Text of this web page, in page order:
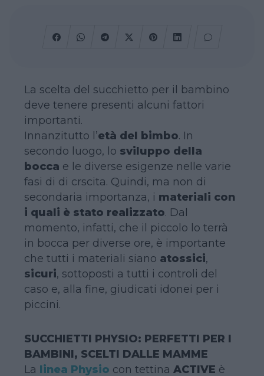
La scelta del succhietto per il bambino
deve tenere presenti alcuni fattori
importanti.
Innanzitutto l’età del bimbo. In
secondo luogo, lo sviluppo della
bocca e le diverse esigenze nelle varie
fasi di di crscita. Quindi, ma non di
secondaria importanza, i materiali con
i quali è stato realizzato. Dal
momento, infatti, che il piccolo lo terrà
in bocca per diverse ore, è importante
che tutti i materiali siano atossici,
sicuri, sottoposti a tutti i controli del
caso e, alla fine, giudicati idonei per i
piccini.
SUCCHIETTI PHYSIO: PERFETTI PER I
BAMBINI, SCELTI DALLE MAMME
La linea Physio con tettina ACTIVE è